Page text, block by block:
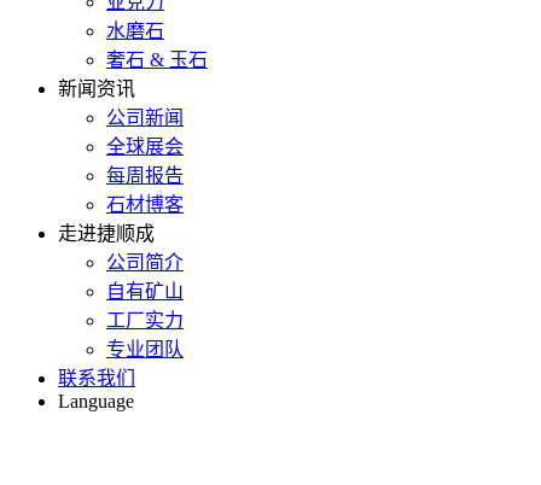
水磨石
奢石 & 玉石
新闻资讯
公司新闻
全球展会
每周报告
石材博客
走进捷顺成
公司简介
自有矿山
工厂实力
专业团队
联系我们
Language